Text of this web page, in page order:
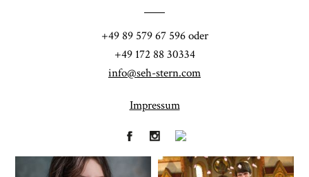
+49 89 579 67 596 oder
+49 172 88 30334
info@seh-stern.com
Impressum